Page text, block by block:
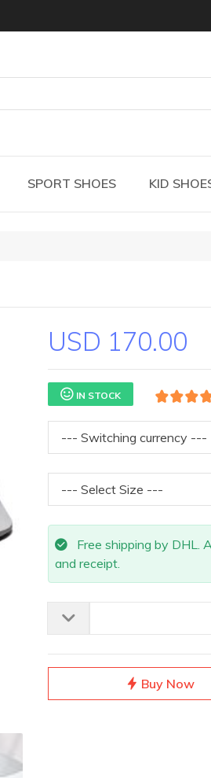
SPORT SHOES KID
USD 170.00
IN STOCK
Free shipping by DHL.
and receipt.
Buy Now